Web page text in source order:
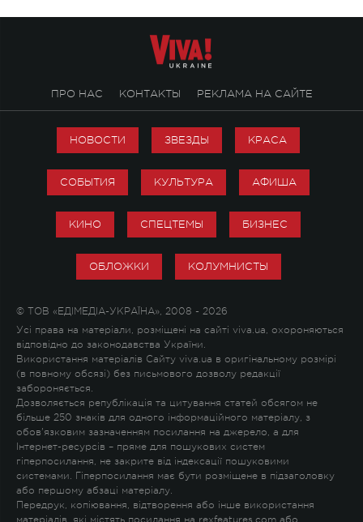
ПРО НАС КОНТАКТЫ РЕКЛАМА НА САЙТЕ
НОВОСТИ ЗВЕЗДЫ КРАСА
СОБЫТИЯ КУЛЬТУРА АФИША
КИНО СПЕЦТЕМЫ БИЗНЕС
ОБЛОЖКИ КОЛУМНИСТЫ
© ТОВ «ЕДІМЕДІА-УКРАЇНА», 2008 - 2026
Усі права на матеріали, розміщені на сайті viva.ua, охороняються
відповідно до законодавства України.
Використання матеріалів Сайту viva.ua в оригінальному розмірі
(в повному обсязі) без письмового дозволу редакції
забороняється.
Дозволяється републікація та цитування статей обсягом не
більше 250 знаків для одного інформаційного матеріалу, з
обов'язковим зазначенням посилання на джерело, а для
Інтернет-ресурсів – пряме для пошукових систем
гіперпосилання, не закрите від індексації пошуковими
системами. Гіперпосилання має бути розміщене в підзаголовку
або першому абзаці матеріалу.
Передрук, копіювання, відтворення або інше використання
матеріалів, які містять посилання на rexfeatures.com або